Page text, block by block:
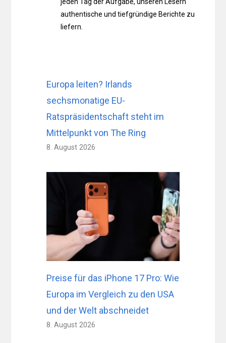
authentische und tiefgründige Berichte zu
liefern.
Europa leiten? Irlands
sechsmonatige EU-
Ratspräsidentschaft steht im
Mittelpunkt von The Ring
8. August 2026
Preise für das iPhone 17 Pro: Wie
Europa im Vergleich zu den USA
und der Welt abschneidet
8. August 2026